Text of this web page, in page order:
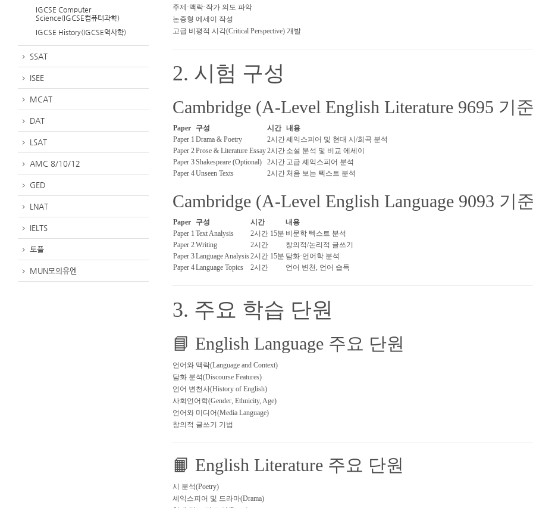
IGCSE Computer
Science(IGCSE컴퓨터과학)
IGCSE History(IGCSE역사학)
SSAT
ISEE
MCAT
DAT
LSAT
AMC 8/10/12
GED
LNAT
IELTS
토플
MUN모의유엔
주제·맥락·작가 의도 파악
논증형 에세이 작성
고급 비평적 시각(Critical Perspective) 개발
2. 시험 구성
Cambridge (A-Level English Literature 9695 기
Paper 구성 시간 내용
Paper 1 Drama & Poetry 2시간셰익스피어 및 현대 시/희곡 분석
Paper 2Prose & Literature Essay2시간 소설 분석 및 비교 에세이
Paper 3Shakespeare (Optional) 2시간 고급 셰익스피어 분석
Paper 4Unseen Texts 2시간 처음 보는 텍스트 분석
Cambridge (A-Level English Language 9093 기
Paper 구성 시간
내용
Paper 1 Text Analysis 2시간 15분 비문학 텍스트 분석
Paper 2Writing 2시간
창의적/논리적 글쓰기
Paper 3Language Analysis2시간 15분 담화·언어학 분석
Paper 4Language Topics 2시간 언어 변천, 언어 습득
3. 주요 학습 단원
📘 English Language 주요 단원
언어와 맥락(Language and Context)
담화 분석(Discourse Features)
언어 변천사(History of English)
사회언어학(Gender, Ethnicity, Age)
언어와 미디어(Media Language)
창의적 글쓰기 기법
📙 English Literature 주요 단원
시 분석(Poetry)
셰익스피어 및 드라마(Drama)